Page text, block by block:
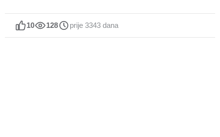
10 128 prije 3343 dana